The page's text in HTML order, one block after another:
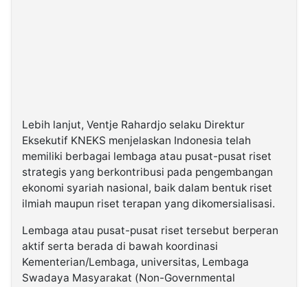
Lebih lanjut, Ventje Rahardjo selaku Direktur
Eksekutif KNEKS menjelaskan Indonesia telah
memiliki berbagai lembaga atau pusat-pusat riset
strategis yang berkontribusi pada pengembangan
ekonomi syariah nasional, baik dalam bentuk riset
ilmiah maupun riset terapan yang dikomersialisasi.
Lembaga atau pusat-pusat riset tersebut berperan
aktif serta berada di bawah koordinasi
Kementerian/Lembaga, universitas, Lembaga
Swadaya Masyarakat (Non-Governmental